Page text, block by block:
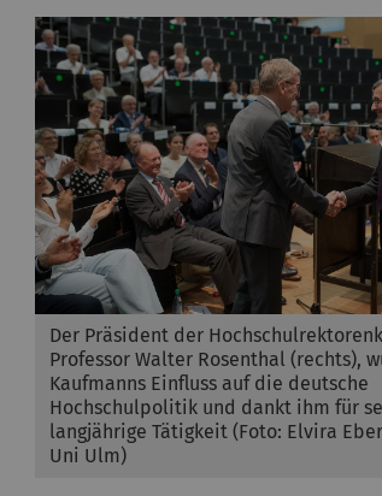
Der Präsident der
Professor Walter Rosenthal (rechts),
Kaufmanns Einfluss auf die deutsche
Hochschulpolitik und dankt ihm für
langjährige Tätigkeit (Foto: Elvira
Uni Ulm)